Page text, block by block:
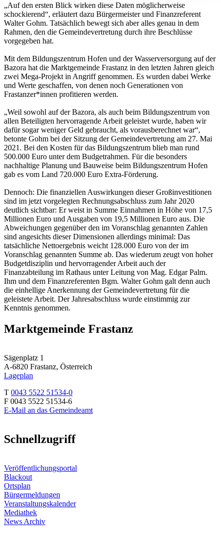
„Auf den ersten Blick wirken diese Daten möglicherweise
schockierend“, erläutert dazu Bürgermeister und Finanzreferent
Walter Gohm. Tatsächlich bewegt sich aber alles genau in dem
Rahmen, den die Gemeindevertretung durch ihre Beschlüsse
vorgegeben hat.
Mit dem Bildungszentrum Hofen und der Wasserversorgung auf der
Bazora hat die Marktgemeinde Frastanz in den letzten Jahren gleich
zwei Mega-Projekt in Angriff genommen. Es wurden dabei Werke
und Werte geschaffen, von denen noch Generationen von
Frastanzer*innen profitieren werden.
„Weil sowohl auf der Bazora, als auch beim Bildungszentrum von
allen Beteiligten hervorragende Arbeit geleistet wurde, haben wir
dafür sogar weniger Geld gebraucht, als vorausberechnet war“,
betonte Gohm bei der Sitzung der Gemeindevertretung am 27. Mai
2021. Bei den Kosten für das Bildungszentrum blieb man rund
500.000 Euro unter dem Budgetrahmen. Für die besonders
nachhaltige Planung und Bauweise beim Bildungszentrum Hofen
gab es vom Land 720.000 Euro Extra-Förderung.
Dennoch: Die finanziellen Auswirkungen dieser Großinvestitionen
sind im jetzt vorgelegten Rechnungsabschluss zum Jahr 2020
deutlich sichtbar: Er weist in Summe Einnahmen in Höhe von 17,5
Millionen Euro und Ausgaben von 19,5 Millionen Euro aus. Die
Abweichungen gegenüber den im Voranschlag genannten Zahlen
sind angesichts dieser Dimensionen allerdings minimal: Das
tatsächliche Nettoergebnis weicht 128.000 Euro von der im
Voranschlag genannten Summe ab. Das wiederum zeugt von hoher
Budgetdisziplin und hervorragender Arbeit auch der
Finanzabteilung im Rathaus unter Leitung von Mag. Edgar Palm.
Ihm und dem Finanzreferenten Bgm. Walter Gohm galt denn auch
die einhellige Anerkennung der Gemeindevertretung für die
geleistete Arbeit. Der Jahresabschluss wurde einstimmig zur
Kenntnis genommen.
Marktgemeinde Frastanz
Sägenplatz 1
A-6820 Frastanz, Österreich
Lageplan
T 0043 5522 51534-0
F 0043 5522 51534-6
E-Mail an das Gemeindeamt
Schnellzugriff
Veröffentlichungsportal
Blackout
Ortsplan
Bürgermeldungen
Veranstaltungskalender
Mediathek
News Archiv